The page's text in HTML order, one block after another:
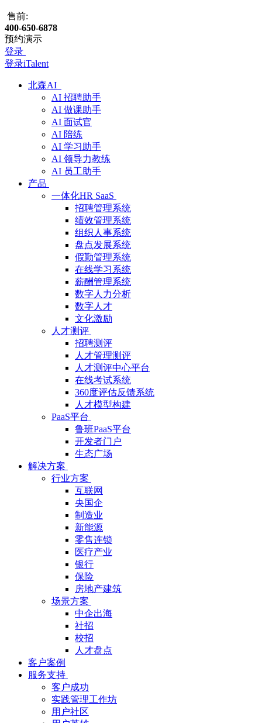
售前:
400-650-6878
预约演示
登录
登录iTalent
北森AI
AI 招聘助手
AI 做课助手
AI 面试官
AI 陪练
AI 学习助手
AI 领导力教练
AI 员工助手
产品
一体化HR SaaS
招聘管理系统
绩效管理系统
组织人事系统
盘点发展系统
假勤管理系统
在线学习系统
薪酬管理系统
数字人力分析
数字人才
文化激励
人才测评
招聘测评
人才管理测评
人才测评中心平台
在线考试系统
360度评估反馈系统
人才模型构建
PaaS平台
鲁班PaaS平台
开发者门户
生态广场
解决方案
行业方案
互联网
央国企
制造业
新能源
零售连锁
医疗产业
银行
保险
房地产建筑
场景方案
中企出海
社招
校招
人才盘点
客户案例
服务支持
客户成功
实践管理工作坊
用户社区